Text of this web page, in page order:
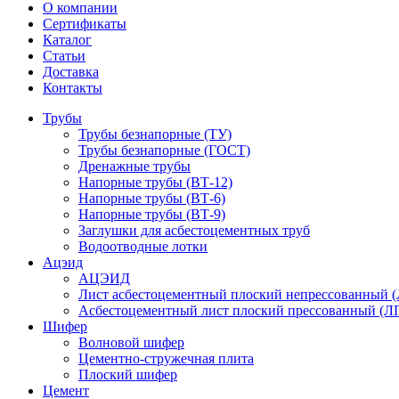
О компании
Сертификаты
Каталог
Статьи
Доставка
Контакты
Трубы
Трубы безнапорные (ТУ)
Трубы безнапорные (ГОСТ)
Дренажные трубы
Напорные трубы (ВТ-12)
Напорные трубы (ВТ-6)
Напорные трубы (ВТ-9)
Заглушки для асбестоцементных труб
Водоотводные лотки
Ацэид
АЦЭИД
Лист асбестоцементный плоский
Асбестоцементный лист плоский прессованный
Шифер
Волновой шифер
Цементно-стружечная плита
Плоский шифер
Цемент